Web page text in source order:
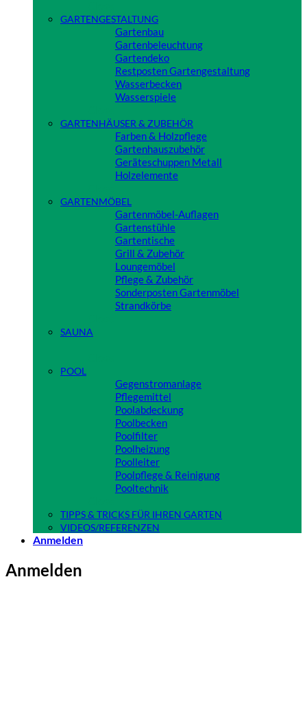
GARTENGESTALTUNG
Gartenbau
Gartenbeleuchtung
Gartendeko
Restposten Gartengestaltung
Wasserbecken
Wasserspiele
GARTENHÄUSER & ZUBEHÖR
Farben & Holzpflege
Gartenhauszubehör
Geräteschuppen Metall
Holzelemente
GARTENMÖBEL
Gartenmöbel-Auflagen
Gartenstühle
Gartentische
Grill & Zubehör
Loungemöbel
Pflege & Zubehör
Sonderposten Gartenmöbel
Strandkörbe
SAUNA
POOL
Gegenstromanlage
Pflegemittel
Poolabdeckung
Poolbecken
Poolfilter
Poolheizung
Poolleiter
Poolpflege & Reinigung
Pooltechnik
TIPPS & TRICKS FÜR IHREN GARTEN
VIDEOS/REFERENZEN
Anmelden
Anmelden